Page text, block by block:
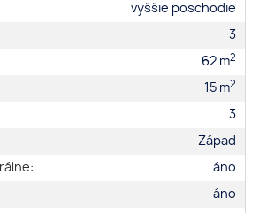
vyššie poschodie
3
62 m2
15 m2
3
Západ
áno
áno